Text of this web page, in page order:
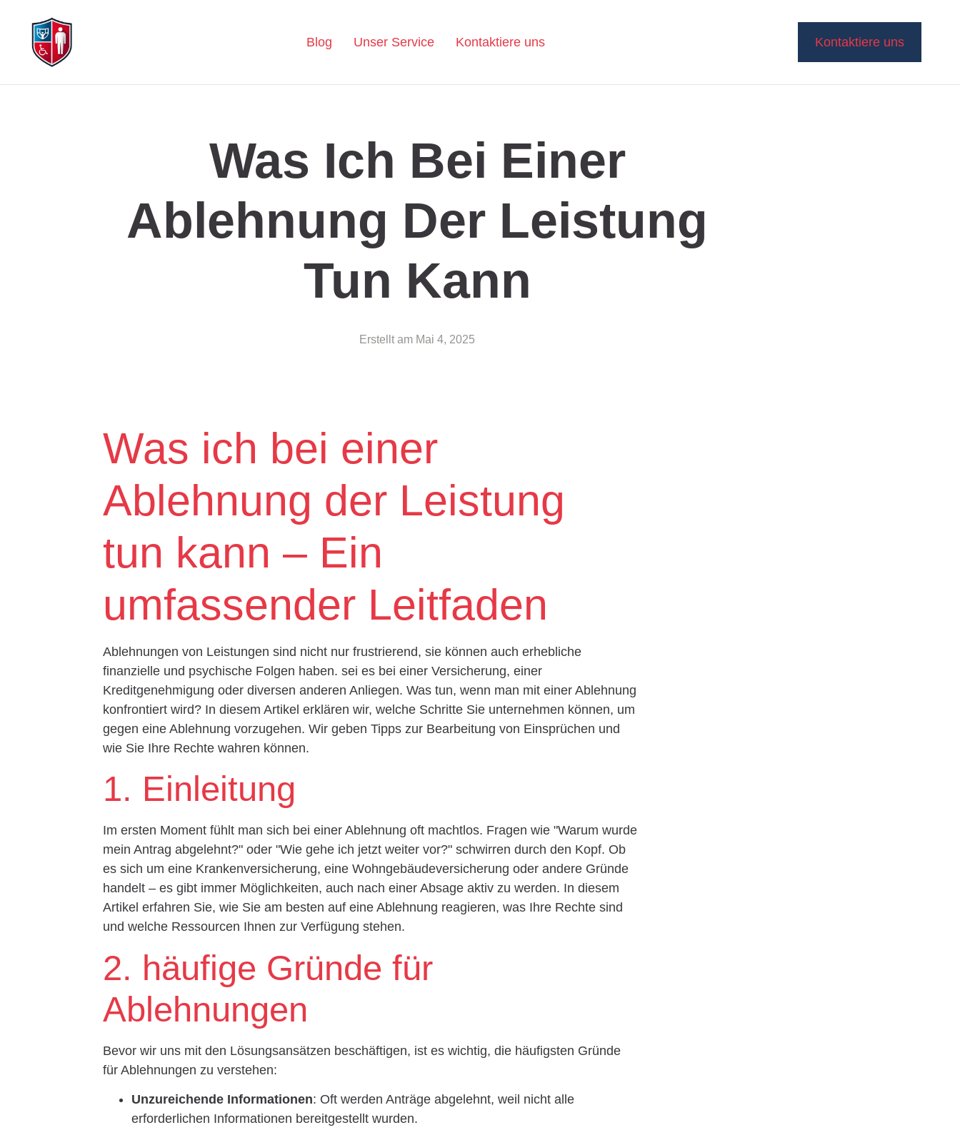
Blog Unser Service Kontaktiere uns Kontaktiere uns
Was Ich Bei Einer
Ablehnung Der Leistung
Tun Kann
Erstellt am Mai 4, 2025
Was ich bei einer
Ablehnung der Leistung
tun kann – Ein
umfassender Leitfaden
Ablehnungen von Leistungen sind nicht nur frustrierend, sie können auch erhebliche
finanzielle und psychische Folgen haben. sei es bei einer Versicherung, einer
Kreditgenehmigung oder diversen anderen Anliegen. Was tun, wenn man mit einer Ablehnung
konfrontiert wird? In diesem Artikel erklären wir, welche Schritte Sie unternehmen können, um
gegen eine Ablehnung vorzugehen. Wir geben Tipps zur Bearbeitung von Einsprüchen und
wie Sie Ihre Rechte wahren können.
1. Einleitung
Im ersten Moment fühlt man sich bei einer Ablehnung oft machtlos. Fragen wie "Warum wurde
mein Antrag abgelehnt?" oder "Wie gehe ich jetzt weiter vor?" schwirren durch den Kopf. Ob
es sich um eine Krankenversicherung, eine Wohngebäudeversicherung oder andere Gründe
handelt – es gibt immer Möglichkeiten, auch nach einer Absage aktiv zu werden. In diesem
Artikel erfahren Sie, wie Sie am besten auf eine Ablehnung reagieren, was Ihre Rechte sind
und welche Ressourcen Ihnen zur Verfügung stehen.
2. häufige Gründe für
Ablehnungen
Bevor wir uns mit den Lösungsansätzen beschäftigen, ist es wichtig, die häufigsten Gründe
für Ablehnungen zu verstehen:
Unzureichende Informationen: Oft werden Anträge abgelehnt, weil nicht alle
erforderlichen Informationen bereitgestellt wurden.